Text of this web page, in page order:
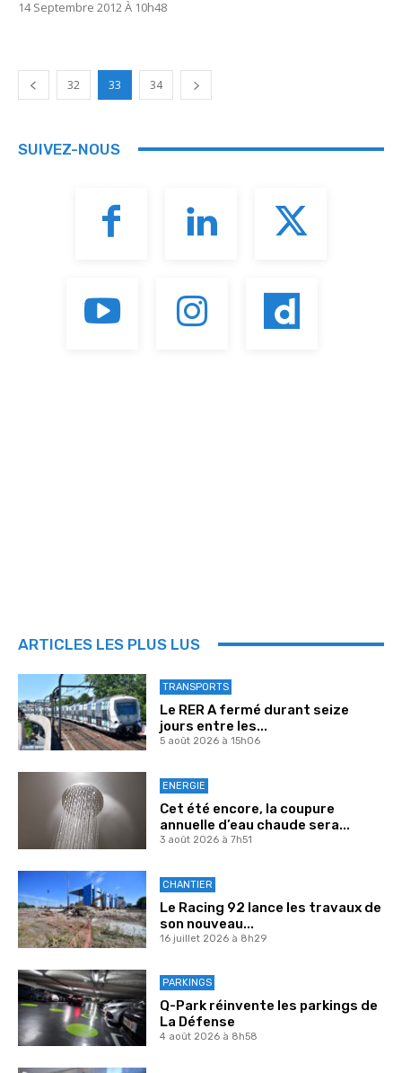
14 Septembre 2012 À 10h48
32 33 34
SUIVEZ-NOUS
ARTICLES LES PLUS LUS
TRANSPORTS
Le RER A fermé durant seize
jours entre les...
5 août 2026 à 15h06
ENERGIE
Cet été encore, la coupure
annuelle d’eau chaude sera...
3 août 2026 à 7h51
CHANTIER
Le Racing 92 lance les travaux de
son nouveau...
16 juillet 2026 à 8h29
PARKINGS
Q-Park réinvente les parkings de
La Défense
4 août 2026 à 8h58